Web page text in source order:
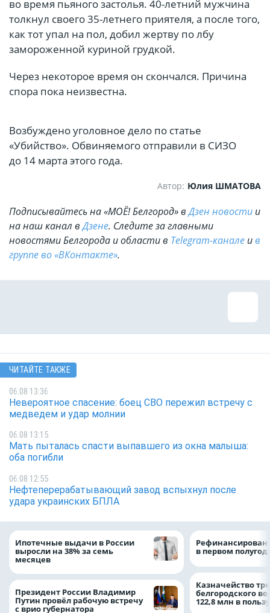
во время пьяного застолья. 40-летний мужчина
толкнул своего 35-летнего приятеля, а после того,
как тот упал на пол, добил жертву по лбу
замороженной куриной грудкой.
Через некоторое время он скончался. Причина
спора пока неизвестна.
Возбуждено уголовное дело по статье
«Убийство». Обвиняемого отправили в СИЗО
до 14 марта этого года.
Автор: Юлия ШМАТОВА
Подписывайтесь на «МОЁ! Белгород» вДзен новости и
на наш канал вДзене. Cледите за главными
новостями Белгорода и области в Telegram-канале ив
группе во «ВКонтакте».
ЧИТАЙТЕ ТАКЖЕ
06.08 13:36
Невероятное спасение: боец СВО пережил встречу с
медведем и удар молнии
06.08 13:15
Мать пыталась спасти выпавшего из окна малыша:
оба погибли
06.08 12:55
Нефтеперерабатывающий завод вспыхнул после
удара украинских БПЛА
Ипотечные выдачи в России
выросли на 38% за семь
месяцев
Президент России Владимир
Путин провёл рабочую встречу
с врио губернатора
в первом
Казначейство
белгородского
122,8 млн в